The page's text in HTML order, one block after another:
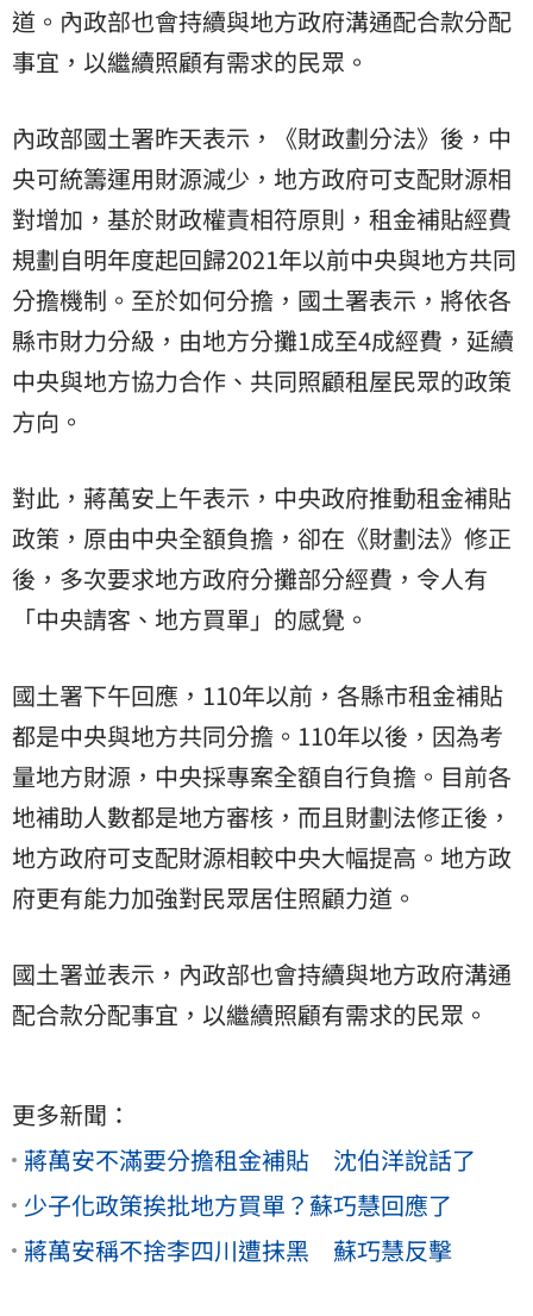
道。內政部也會持續與地方政府溝通配合款分配
事宜，以繼續照顧有需求的民眾。
內政部國土署昨天表示，《財政劃分法》後，中
央可統籌運用財源減少，地方政府可支配財源相
對增加，基於財政權責相符原則，租金補貼經費
規劃自明年度起回歸2021年以前中央與地方共同
分擔機制。至於如何分擔，國土署表示，將依各
縣市財力分級，由地方分攤1成至4成經費，延續
中央與地方協力合作、共同照顧租屋民眾的政策
方向。
對此，蔣萬安上午表示，中央政府推動租金補貼
政策，原由中央全額負擔，卻在《財劃法》修正
後，多次要求地方政府分攤部分經費，令人有
「中央請客、地方買單」的感覺。
國土署下午回應，110年以前，各縣市租金補貼
都是中央與地方共同分擔。110年以後，因為考
量地方財源，中央採專案全額自行負擔。目前各
地補助人數都是地方審核，而且財劃法修正後，
地方政府可支配財源相較中央大幅提高。地方政
府更有能力加強對民眾居住照顧力道。
國土署並表示，內政部也會持續與地方政府溝通
配合款分配事宜，以繼續照顧有需求的民眾。
更多新聞：
蔣萬安不滿要分擔租金補貼 沈伯洋說話了
少子化政策挨批地方買單？蘇巧慧回應了
蔣萬安稱不捨李四川遭抹黑 蘇巧慧反擊